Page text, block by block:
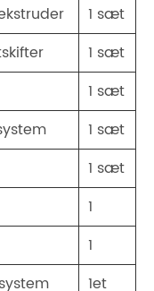
1 sæt
1 sæt
1 sæt
1 sæt
1 sæt
1
1
1et